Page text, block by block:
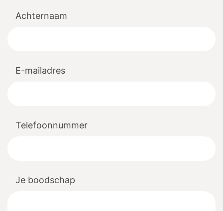
Achternaam
E-mailadres
Telefoonnummer
Je boodschap